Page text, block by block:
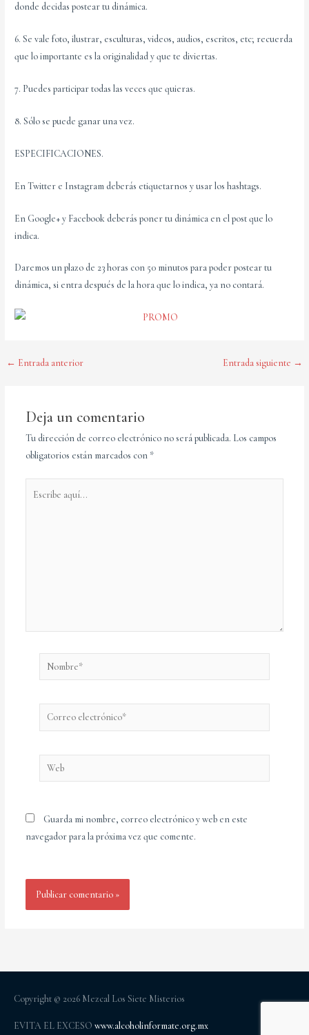
donde decidas postear tu dinámica.
6. Se vale foto, ilustrar, esculturas, videos, audios, escritos, etc; recuerda
que lo importante es la originalidad y que te diviertas.
7. Puedes participar todas las veces que quieras.
8. Sólo se puede ganar una vez.
ESPECIFICACIONES.
En Twitter e Instagram deberás etiquetarnos y usar los hashtags.
En Google+ y Facebook deberás poner tu dinámica en el post que lo
indica.
Daremos un plazo de 23 horas con 50 minutos para poder postear tu
dinámica, si entra después de la hora que lo indica, ya no contará.
Navegación
← Entrada anterior Entrada siguiente →
Deja un comentario
Tu dirección de correo electrónico no será publicada. Los campos
obligatorios están marcados con *
Nombre*
Correo
electrónico*
Web
Guarda mi nombre, correo electrónico y web en este
navegador para la próxima vez que comente.
Copyright © 2026 Mezcal Los Siete Misterios
EVITA EL EXCESO www.alcoholinformate.org.mx